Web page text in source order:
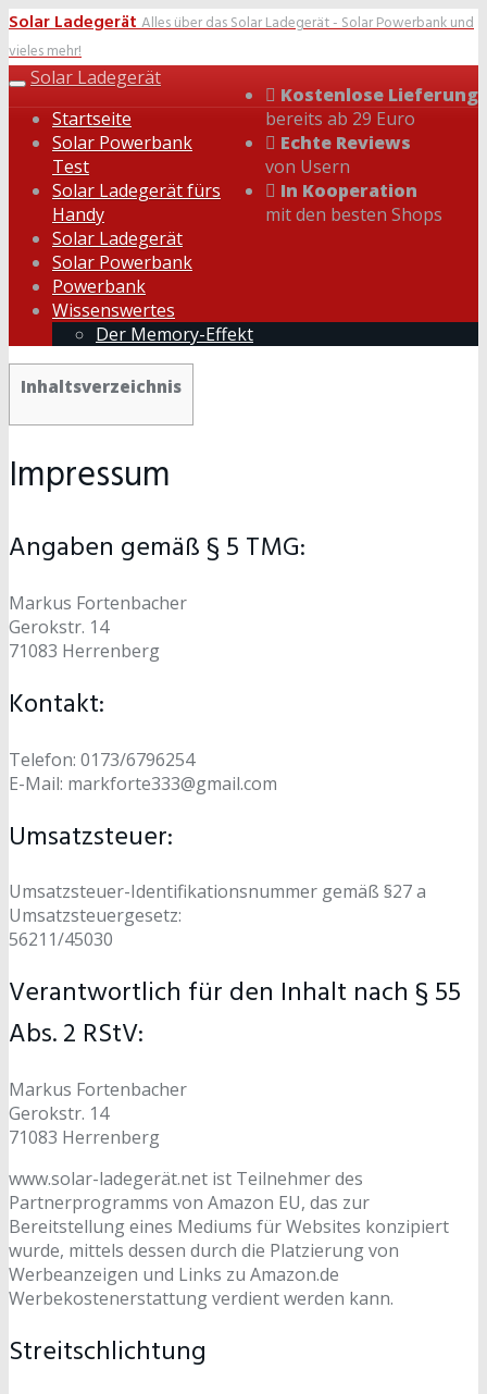
Skip
to
main
content
Solar LadegerätAlles über das Solar Ladegerät - Solar Powerbank und
vieles mehr!
Kostenlose Lieferung
bereits ab 29 Euro
Echte Reviews
von Usern
In Kooperation
mit den besten Shops
Toggle
navigation
Solar Ladegerät
Startseite
Solar Powerbank
Test
Solar Ladegerät fürs
Handy
Solar Ladegerät
Solar Powerbank
Powerbank
Wissenswertes
Der Memory-Effekt
Inhaltsverzeichnis
Impressum
Angaben gemäß § 5 TMG:
Markus Fortenbacher
Gerokstr. 14
71083 Herrenberg
Kontakt:
Telefon: 0173/6796254
E-Mail: markforte333@gmail.com
Umsatzsteuer:
Umsatzsteuer-Identifikationsnummer gemäß §27 a
Umsatzsteuergesetz:
56211/45030
Verantwortlich für den Inhalt nach § 55
Abs. 2 RStV:
Markus Fortenbacher
Gerokstr. 14
71083 Herrenberg
www.solar-ladegerät.net ist Teilnehmer des
Partnerprogramms von Amazon EU, das zur
Bereitstellung eines Mediums für Websites konzipiert
wurde, mittels dessen durch die Platzierung von
Werbeanzeigen und Links zu Amazon.de
Werbekostenerstattung verdient werden kann.
Streitschlichtung